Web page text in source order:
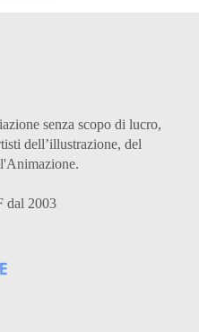
senza scopo di lucro,
dell’illustrazione, del
dal 2003